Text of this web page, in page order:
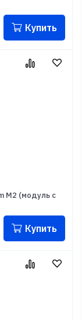
Купить
M2 (модуль с
Купить